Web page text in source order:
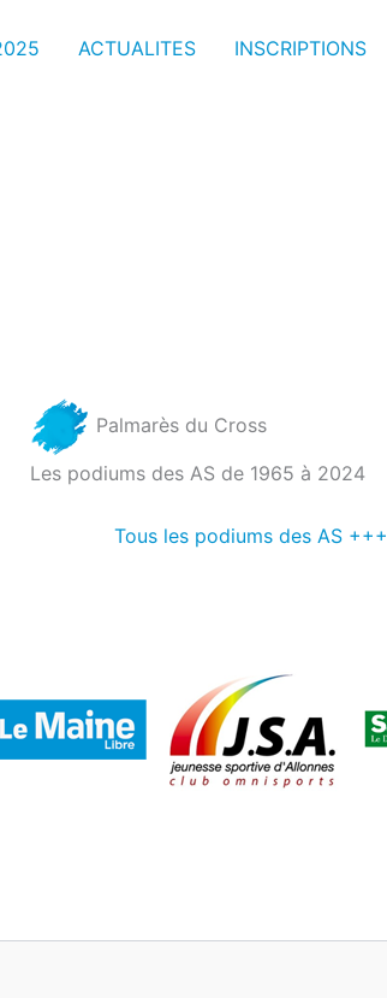
ACTUALITES INSCRIPTIONS
Palmarès du Cross
Les podiums des AS de 1965 à 2024
Tous les podiums des AS +++